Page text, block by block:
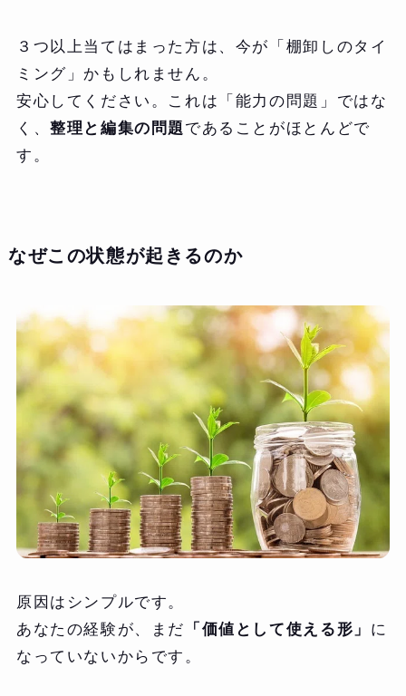
３つ以上当てはまった方は、今が「棚卸しのタイ
ミング」かもしれません。
安心してください。これは「能力の問題」ではな
く、整理と編集の問題 であることがほとんどで
す。
なぜこの状態が起きるのか
原因はシンプルです。
あなたの経験が、まだ
「価値として使える形」 に
なっていないからです。